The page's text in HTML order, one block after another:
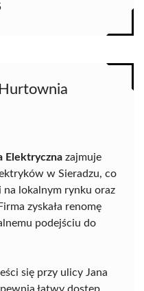
Elektryczna zajmuje
w Sieradzu, co
lokalnym rynku oraz
zyskała renomę
podejściu do
się przy ulicy Jana
łatwy dostęp